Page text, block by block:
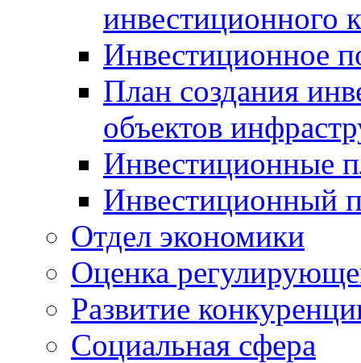
инвестиционного
Инвестиционное
План создания
объектов
Инвестиционные
Инвестиционный
Отдел экономики
Оценка
Развитие
Социальная сфера